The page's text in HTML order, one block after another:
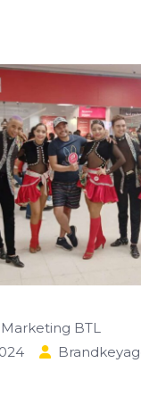
Marketing BTL